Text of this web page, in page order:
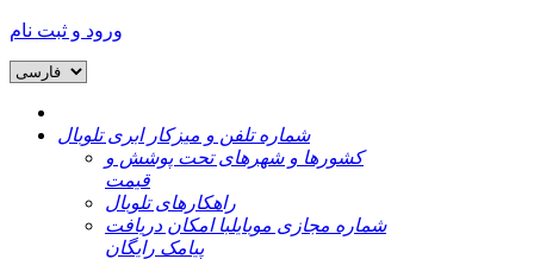
ورود و ثبت نام
شماره تلفن و میزکار ابری تلوبال
کشورها و شهرهای تحت پوشش و
قیمت
راهکارهای تلوبال
شماره مجازی موبایلبا امکان دریافت
پیامک رایگان